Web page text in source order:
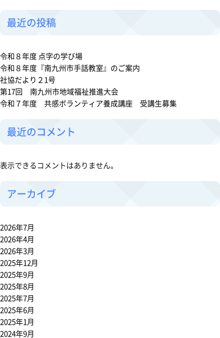
6
年
九
最近の投稿
令和８年度 点字の学び場
令和８年度『南九州市手話教室』のご案内
社協だより２1号
第17回 南九州市地域福祉推進大会
令和７年度 共感ボランティア養成講座 受講生募集
最近のコメント
表示できるコメントはありません。
アーカイブ
2026年7月
2026年4月
2026年3月
2025年12月
2025年9月
2025年8月
2025年7月
2025年6月
2025年1月
2024年9月